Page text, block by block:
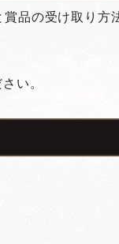
品の受け取り方
い。